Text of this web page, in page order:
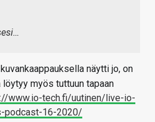
näytti jo, on
löytyy myös tuttuun tapaan
www.io-tech.fi/uutinen/live-io-
podcast-16-2020/